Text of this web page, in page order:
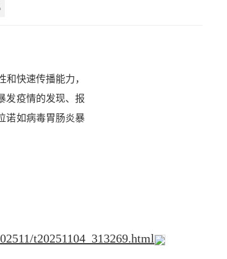
快速传播能力，
发疫情的发现、报
诺如病毒胃肠炎暴
t20251104_313269.html